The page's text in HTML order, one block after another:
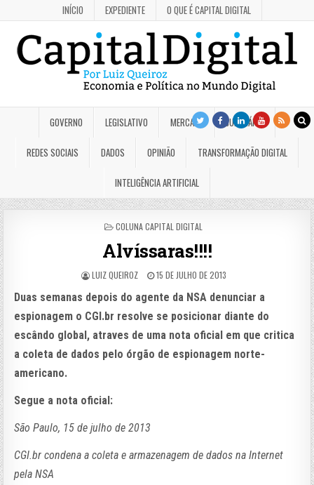
INÍCIO EXPEDIENTE O QUE É CAPITAL DIGITAL
GOVERNO LEGISLATIVO MERCADO JUDICIÁRIO
REDES SOCIAIS DADOS OPINIÃO TRANSFORMAÇÃO DIGITAL
INTELIGÊNCIA ARTIFICIAL
POSTED
COLUNA CAPITAL DIGITAL
Alvíssaras!!!!
LUIZ QUEIROZ 15 DE JULHO DE 2013
Duas semanas depois do agente da NSA denunciar a
espionagem o CGI.br resolve se posicionar diante do
escândo global, atraves de uma nota oficial em que critica
a coleta de dados pelo órgão de espionagem norte-
americano.
Segue a nota oficial:
São Paulo, 15 de julho de 2013
CGI.br condena a coleta e armazenagem de dados na Internet
pela NSA